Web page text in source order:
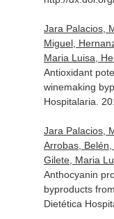
Jara Palacios,
Miguel,
Maria Luisa,
Antioxidant
winemaking
Hospitalaria .
Jara Palacios,
Arrobas,
Gilete, Maria
Anthocyanin
byproducts
Dietética